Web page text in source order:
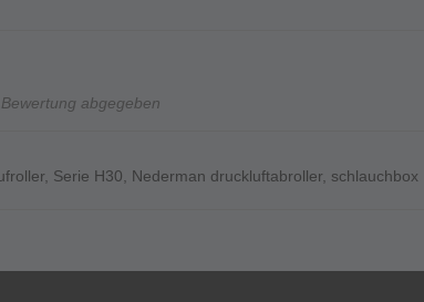
abgegeben
Serie H30 Nederman druckluftabroller schlauchbox